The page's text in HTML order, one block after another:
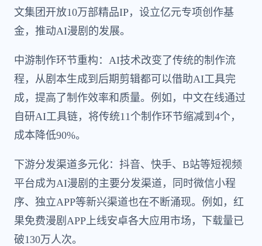
文集团开放10万部精品IP，设立亿元专项创作基
金，推动AI漫剧的发展。
中游制作环节重构：AI技术改变了传统的制作流
程，从剧本生成到后期剪辑都可以借助AI工具完
成，提高了制作效率和质量。例如，中文在线通过
自研AI工具链，将传统11个制作环节缩减到4个，
成本降低90%。
下游分发渠道多元化：抖音、快手、B站等短视频
平台成为AI漫剧的主要分发渠道，同时微信小程
序、独立APP等新兴渠道也在不断涌现。例如，红
果免费漫剧APP上线安卓各大应用市场，下载量已
破130万人次。